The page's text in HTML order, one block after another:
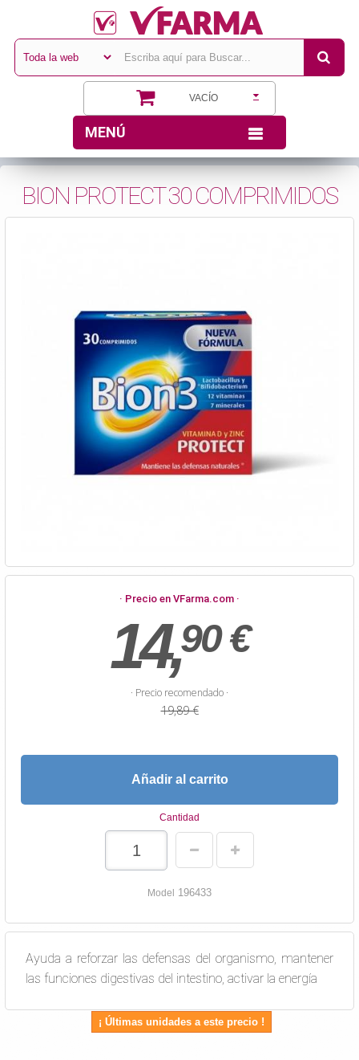
VACÍO
MENÚ
BION PROTECT 30 COMPRIMIDOS
· Precio en VFarma.com ·
14,90 €
· Precio recomendado ·
19,89 €
Añadir al carrito
Cantidad
Model 196433
Ayuda a reforzar las defensas del organismo, mantener
las funciones digestivas del intestino, activar la energía
¡ Últimas unidades a este precio !